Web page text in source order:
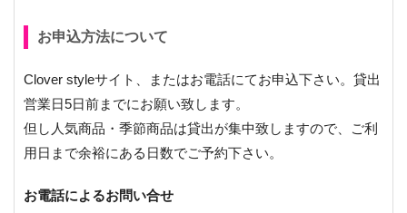
お申込方法について
Clover styleサイト、またはお電話にてお申込下さい。貸出
営業日5日前までにお願い致します。
但し人気商品・季節商品は貸出が集中致しますので、ご利
用日まで余裕にある日数でご予約下さい。
お電話によるお問い合せ